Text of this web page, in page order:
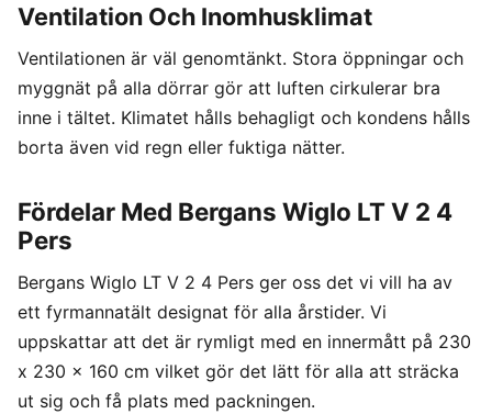
Ventilation Och Inomhusklimat
Ventilationen är väl genomtänkt. Stora öppningar och
myggnät på alla dörrar gör att luften cirkulerar bra
inne i tältet. Klimatet hålls behagligt och kondens hålls
borta även vid regn eller fuktiga nätter.
Fördelar Med Bergans Wiglo LT V 2 4
Pers
Bergans Wiglo LT V 2 4 Pers ger oss det vi vill ha av
ett fyrmannatält designat för alla årstider. Vi
uppskattar att det är rymligt med en innermått på 230
x 230 x 160 cm vilket gör det lätt för alla att sträcka
ut sig och få plats med packningen.